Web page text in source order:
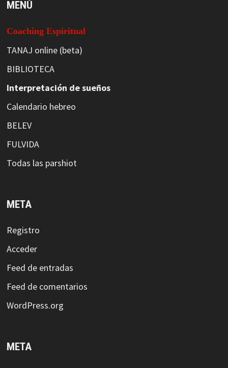
MENÚ
Coaching Espiritual
TANAJ online (beta)
BIBLIOTECA
Interpretación de sueños
Calendario hebreo
BELEV
FULVIDA
Todas las parshiot
META
Registro
Acceder
Feed de entradas
Feed de comentarios
WordPress.org
META